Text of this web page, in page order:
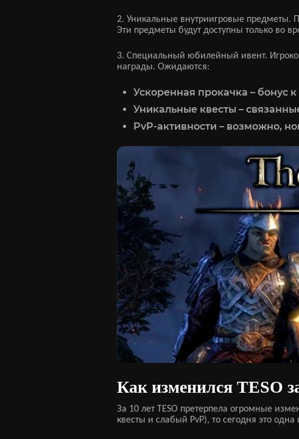
2. Уникальные внутриигровые предметы.
Эти предметы будут доступны только во
3. Специальный юбилейный ивент.
награды. Ожидаются:
Ускоренная прокачка – бонус
Уникальные квесты –
PvP-активности – возможно,
Как изменился TESO
За 10 лет TESO претерпела огромные
квесты и слабый PvP), то сегодня это